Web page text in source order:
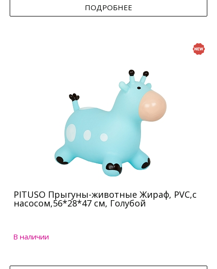
ПОДРОБНЕЕ
PITUSO Прыгуны-животные Жираф, PVC,с
насосом,56*28*47 см, Голубой
В наличии